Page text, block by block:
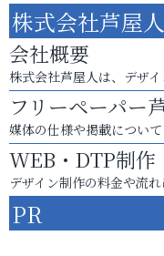
株式会社芦屋
会社概要
株式会社芦屋人は、デザ
フリーペーパー
媒体の仕様や掲載について
WEB・DTP制作
デザイン制作の料金や流
PR